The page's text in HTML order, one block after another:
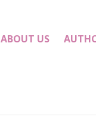
ABOUT US